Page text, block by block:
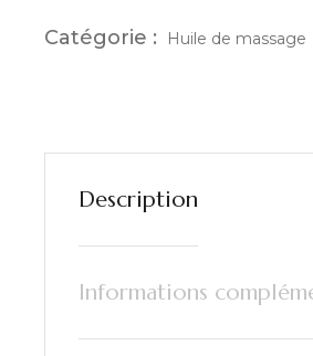
Catégorie : Huile de massage
Description
Informations